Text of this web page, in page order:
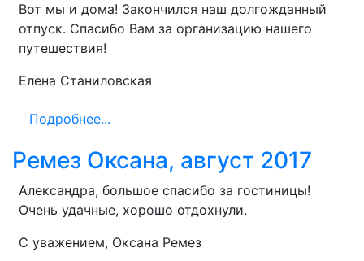
Вот мы и дома! Закончился наш долгожданный
отпуск. Спасибо Вам за организацию нашего
путешествия!
Елена Станиловская
Подробнее...
Ремез Оксана, август 2017
Александра, большое спасибо за гостиницы!
Очень удачные, хорошо отдохнули.
С уважением, Оксана Ремез